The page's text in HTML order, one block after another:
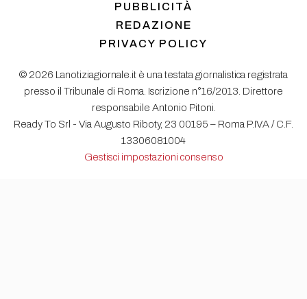
PUBBLICITÀ
REDAZIONE
PRIVACY POLICY
© 2026 Lanotiziagiornale.it è una testata giornalistica registrata
presso il Tribunale di Roma. Iscrizione n°16/2013. Direttore
responsabile Antonio Pitoni.
Ready To Srl - Via Augusto Riboty, 23 00195 – Roma P.IVA / C.F.
13306081004
Gestisci impostazioni consenso